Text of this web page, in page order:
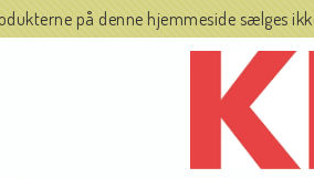
på denne hjemmeside